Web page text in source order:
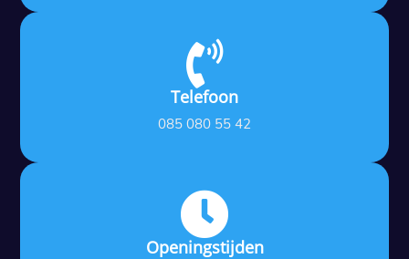

Telefoon
085 080 55 42

Openingstijden